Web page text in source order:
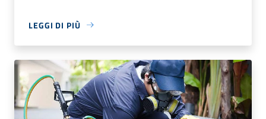
LEGGI DI PIÙ